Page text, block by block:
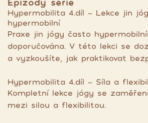
Hypermobilita 4.díl - Lekce jin
hypermobilní
Praxe jin jógy často
doporučována. V této lekci se
a vyzkoušíte, jak praktikovat
Hypermobilita 4.díl - Síla a
Kompletní lekce jógy se
mezi silou a flexibilitou.